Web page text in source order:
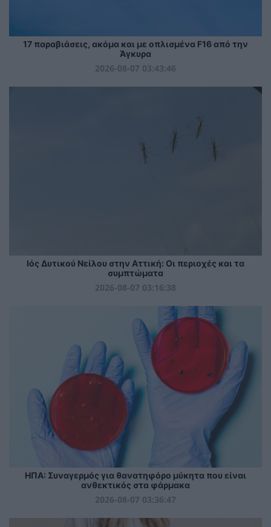
17 παραβιάσεις, ακόμα και με οπλισμένα F16 από την
Άγκυρα
2026-08-07 03:43:46
Ιός Δυτικού Νείλου στην Αττική: Οι περιοχές και τα
συμπτώματα
2026-08-07 03:16:38
ΗΠΑ: Συναγερμός για θανατηφόρο μύκητα που είναι
ανθεκτικός στα φάρμακα
2026-08-07 03:36:47